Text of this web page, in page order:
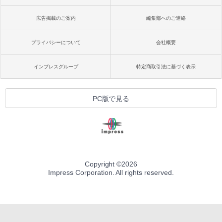
広告掲載のご案内 編集部へのご連絡
プライバシーについて 会社概要
インプレスグループ 特定商取引法に基づく表示
PC版で見る
Copyright ©2026
Impress Corporation. All rights reserved.